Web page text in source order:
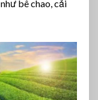
bê chao, cải